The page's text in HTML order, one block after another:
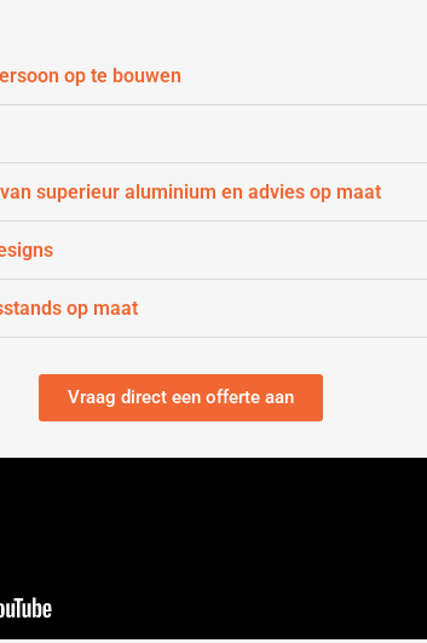
op te bouwen
superieur aluminium en advies op maat
op maat
Vraag direct een offerte aan